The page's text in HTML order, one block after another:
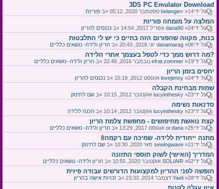
3DS PC Emulator Download
על ידי belangerr »14 ספטמבר 2020, 05:12 »ב פוריות
המלצה על מומחה פוריות
על ידי dana90 »24 אפריל 2017, 14:54 »ב נכנסים להריון
בנות, מקווה שהפורום הזה בחיים כי יש לי התלבטות
על ידי danamarag »06 יוני 2018, 20:43 »ב הריון ולידה- נושאים כלליים
מה דרוש ממך כדי לטפל בעצמך אחרי הלידה?
על ידי efrat.zommer »19 נובמבר 2016, 22:48 »ב הריון ולידה- נושאים כלליים
יחסים בזמן הריון
על ידי lovejenny »24 אוגוסט 2012, 15:19 »ב נכנסים להריון
שמות מבחינת הקבלה
על ידי lucyinthesky »23 אוקטובר 2012, 10:15 »ב שם לתינוק
סדנאות נשימה
על ידי lucyinthesky »23 אוקטובר 2012, 10:14 »ב הכנה ללידה
קצת נואשת מחיפושים - מחפשת צלמת הריון
על ידי or.dana »25 אוגוסט 2017, 13:29 »ב הריון ולידה- נושאים כלליים
מתנה ייחודית ללידה- שמיכה עם רקמה
ק
ב
ם
מ
צ
ו
על ידי sewingwave »21 מאי 2020, 10:30 »ב שם לתינוק
המדריך (האישי) לשוק תוספי התזונה
על ידי SOLIAIR »02 אוקטובר 2020, 10:55 »ב הריון ולידה- נושאים כלליים
חופשה לפני ההריון למקצועות הדורשים עבודה פיזית
על ידי Yaeli »28 דצמבר 2014, 23:33 »ב זכויות אישה בהריון
איזו עגלה לקנות